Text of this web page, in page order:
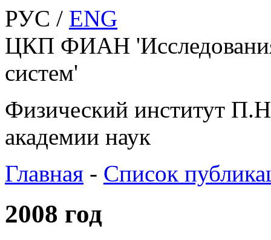
РУС / ENG
ЦКП ФИАН
систем'
Физический институт
академии наук
Главная - Список
2008 год